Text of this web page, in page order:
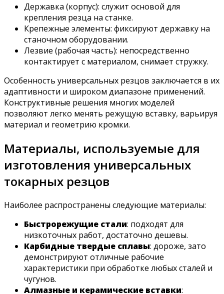
Державка (корпус): служит основой для
крепления резца на станке.
Крепежные элементы: фиксируют державку на
станочном оборудовании.
Лезвие (рабочая часть): непосредственно
контактирует с материалом, снимает стружку.
Особенность универсальных резцов заключается в их
адаптивности и широком диапазоне применений.
Конструктивные решения многих моделей
позволяют легко менять режущую вставку, варьируя
материал и геометрию кромки.
Материалы, используемые для
изготовления универсальных
токарных резцов
Наиболее распространены следующие материалы:
Быстрорежущие стали: подходят для
низкоточных работ, достаточно дешевы.
Карбидные твердые сплавы: дороже, зато
демонстрируют отличные рабочие
характеристики при обработке любых сталей и
чугунов.
Алмазные и керамические вставки: